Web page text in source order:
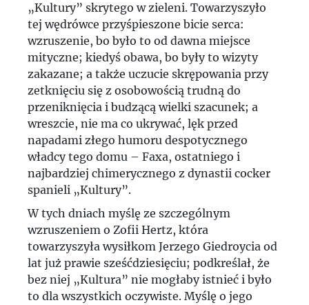
„Kultury” skrytego w zieleni. Towarzyszyło
tej wędrówce przyśpieszone bicie serca:
wzruszenie, bo było to od dawna miejsce
mityczne; kiedyś obawa, bo były to wizyty
zakazane; a także uczucie skrępowania przy
zetknięciu się z osobowością trudną do
przeniknięcia i budzącą wielki szacunek; a
wreszcie, nie ma co ukrywać, lęk przed
napadami złego humoru despotycznego
władcy tego domu – Faxa, ostatniego i
najbardziej chimerycznego z dynastii cocker
spanieli „Kultury”.
W tych dniach myślę ze szczególnym
wzruszeniem o Zofii Hertz, która
towarzyszyła wysiłkom Jerzego Giedroycia od
lat już prawie sześćdziesięciu; podkreślał, że
bez niej „Kultura” nie mogłaby istnieć i było
to dla wszystkich oczywiste. Myślę o jego